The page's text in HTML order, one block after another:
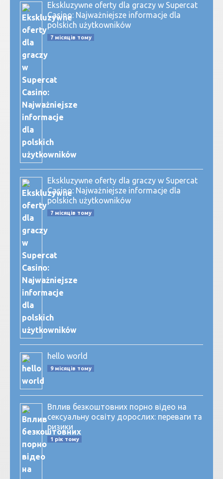
Ekskluzywne oferty dla graczy w Supercat
Casino: Najważniejsze informacje dla
polskich użytkowników
7 місяців тому
Ekskluzywne oferty dla graczy w Supercat
Casino: Najważniejsze informacje dla
polskich użytkowników
7 місяців тому
hello world
9 місяців тому
Вплив безкоштовних порно відео на
сексуальну освіту дорослих: переваги та
ризики
1 рік тому